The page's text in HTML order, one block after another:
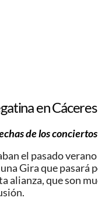
en Cáceres
de los
el pasado
Gira que
alianza, que son